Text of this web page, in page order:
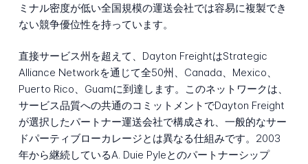
ミナル密度が低い全国規模の運送会社では容易に複製でき
ない競争優位性を持っています。
直接サービス州を超えて、Dayton FreightはStrategic
Alliance Networkを通じて全50州、Canada、Mexico、
Puerto Rico、Guamに到達します。このネットワークは、
サービス品質への共通のコミットメントでDayton Freight
が選択したパートナー運送会社で構成され、一般的なサー
ドパーティブローカレージとは異なる仕組みです。2003
年から継続しているA. Duie Pyleとのパートナーシップ